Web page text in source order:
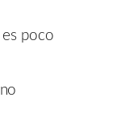
es poco